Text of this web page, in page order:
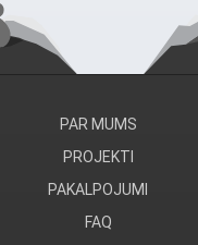
PAR MUMS
PROJEKTI
PAKALPOJUMI
FAQ